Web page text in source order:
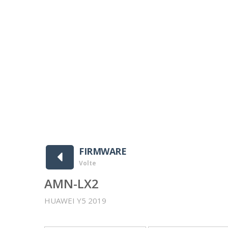
FIRMWARE
Volte
AMN-LX2
HUAWEI Y5 2019